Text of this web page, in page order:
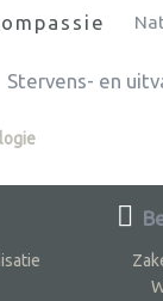
Stervens- en